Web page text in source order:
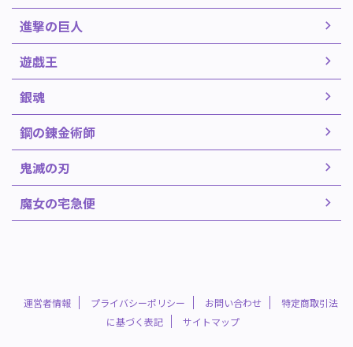
進撃の巨人
遊戯王
銀魂
鋼の錬金術師
鬼滅の刃
魔女の宅急便
運営者情報 プライバシーポリシー お問い合わせ
特定商取引法
に基づく表記
サイトマップ